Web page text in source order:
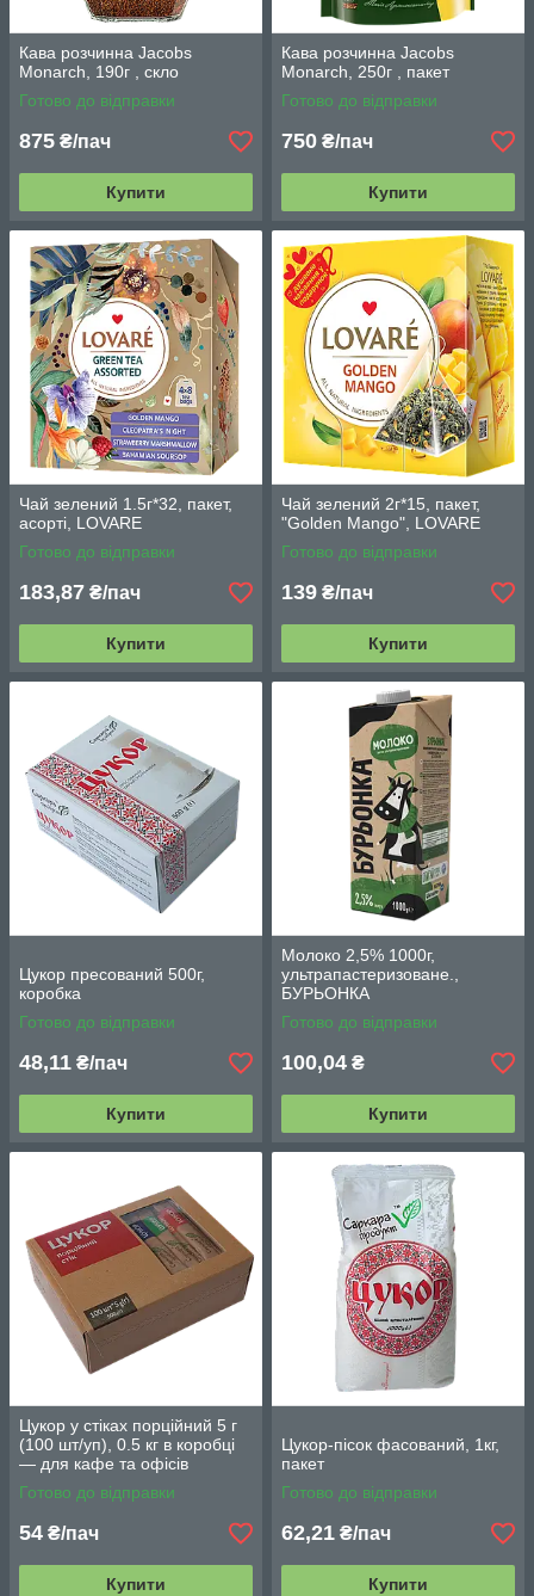
Кава розчинна Jacobs
Monarch, 190г , скло
Готово до відправки
875 ₴/пач
Купити
Кава розчинна Jacobs
Monarch, 250г , пакет
Готово до відправки
750 ₴/пач
Купити
Чай зелений 1.5г*32, пакет,
асорті, LOVARE
Готово до відправки
183,87 ₴/пач
Купити
Чай зелений 2г*15, пакет,
"Golden Mango", LOVARE
Готово до відправки
139 ₴/пач
Купити
Цукор пресований 500г,
коробка
Готово до відправки
48,11 ₴/пач
Купити
Молоко 2,5% 1000г,
ультрапастеризоване.,
БУРЬОНКА
Готово до відправки
100,04 ₴
Купити
Цукор у стіках порційний 5 г
(100 шт/уп), 0.5 кг в коробці
— для кафе та офісів
Готово до відправки
54 ₴/пач
Купити
Цукор-пісок фасований, 1кг,
пакет
Готово до відправки
62,21 ₴/пач
Купити